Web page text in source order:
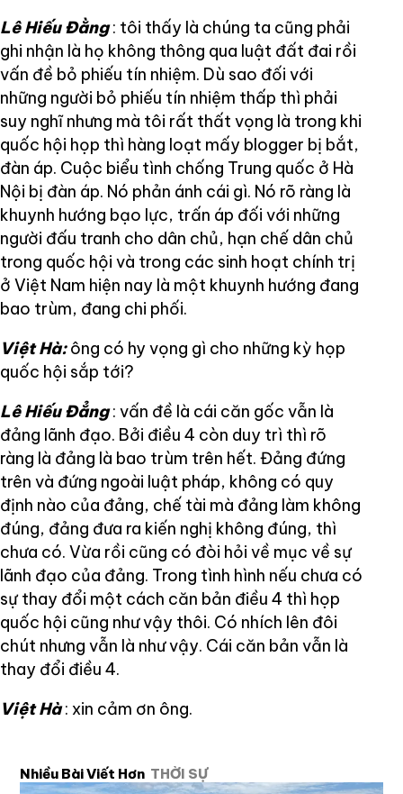
Lê Hiếu Đằng : tôi thấy là chúng ta cũng phải
ghi nhận là họ không thông qua luật đất đai rồi
vấn đề bỏ phiếu tín nhiệm. Dù sao đối với
những người bỏ phiếu tín nhiệm thấp thì phải
suy nghĩ nhưng mà tôi rất thất vọng là trong khi
quốc hội họp thì hàng loạt mấy blogger bị bắt,
đàn áp. Cuộc biểu tình chống Trung quốc ở Hà
Nội bị đàn áp. Nó phản ánh cái gì. Nó rõ ràng là
khuynh hướng bạo lực, trấn áp đối với những
người đấu tranh cho dân chủ, hạn chế dân chủ
trong quốc hội và trong các sinh hoạt chính trị
ở Việt Nam hiện nay là một khuynh hướng đang
bao trùm, đang chi phối.
Việt Hà: ông có hy vọng gì cho những kỳ họp
quốc hội sắp tới?
Lê Hiếu Đẳng : vấn đề là cái căn gốc vẫn là
đảng lãnh đạo. Bởi điều 4 còn duy trì thì rõ
ràng là đảng là bao trùm trên hết. Đảng đứng
trên và đứng ngoài luật pháp, không có quy
định nào của đảng, chế tài mà đảng làm không
đúng, đảng đưa ra kiến nghị không đúng, thì
chưa có. Vừa rồi cũng có đòi hỏi về mục về sự
lãnh đạo của đảng. Trong tình hình nếu chưa có
sự thay đổi một cách căn bản điều 4 thì họp
quốc hội cũng như vậy thôi. Có nhích lên đôi
chút nhưng vẫn là như vậy. Cái căn bản vẫn là
thay đổi điều 4.
Việt Hà : xin cảm ơn ông.
Nhiều Bài Viết Hơn THỜI SỰ